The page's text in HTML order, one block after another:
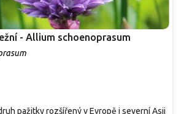
- Allium schoenoprasum
pažitky rozšířený v Evropě i severní Asii